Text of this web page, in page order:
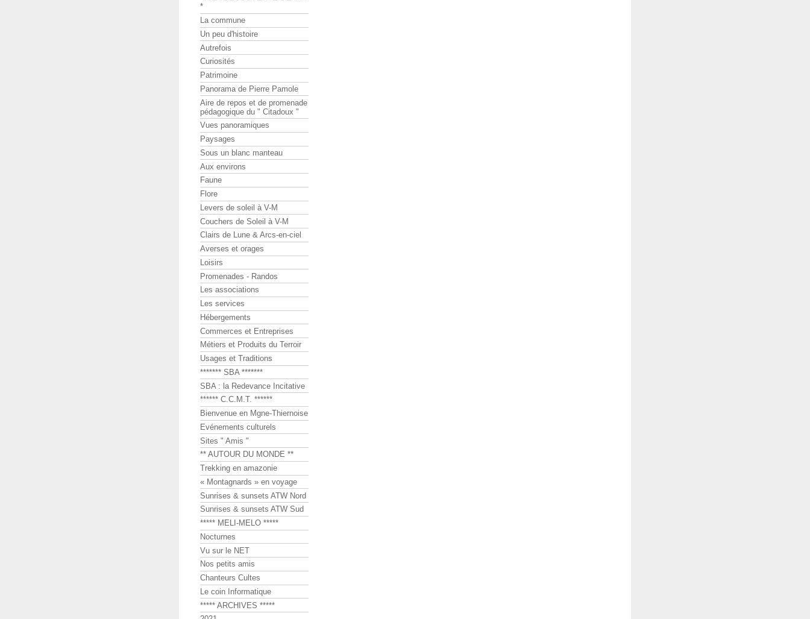
*
La commune
Un peu d'histoire
Autrefois
Curiosités
Patrimoine
Panorama de Pierre Pamole
Aire de repos et de promenade
pédagogique du " Citadoux "
Vues panoramiques
Paysages
Sous un blanc manteau
Aux environs
Faune
Flore
Levers de soleil à V-M
Couchers de Soleil à V-M
Clairs de Lune & Arcs-en-ciel
Averses et orages
Loisirs
Promenades - Randos
Les associations
Les services
Hébergements
Commerces et Entreprises
Métiers et Produits du Terroir
Usages et Traditions
******* SBA *******
SBA : la Redevance Incitative
****** C.C.M.T. ******
Bienvenue en Mgne-Thiernoise
Evénements culturels
Sites " Amis "
** AUTOUR DU MONDE **
Trekking en amazonie
« Montagnards » en voyage
Sunrises & sunsets ATW Nord
Sunrises & sunsets ATW Sud
***** MELI-MELO *****
Nocturnes
Vu sur le NET
Nos petits amis
Chanteurs Cultes
Le coin Informatique
***** ARCHIVES *****